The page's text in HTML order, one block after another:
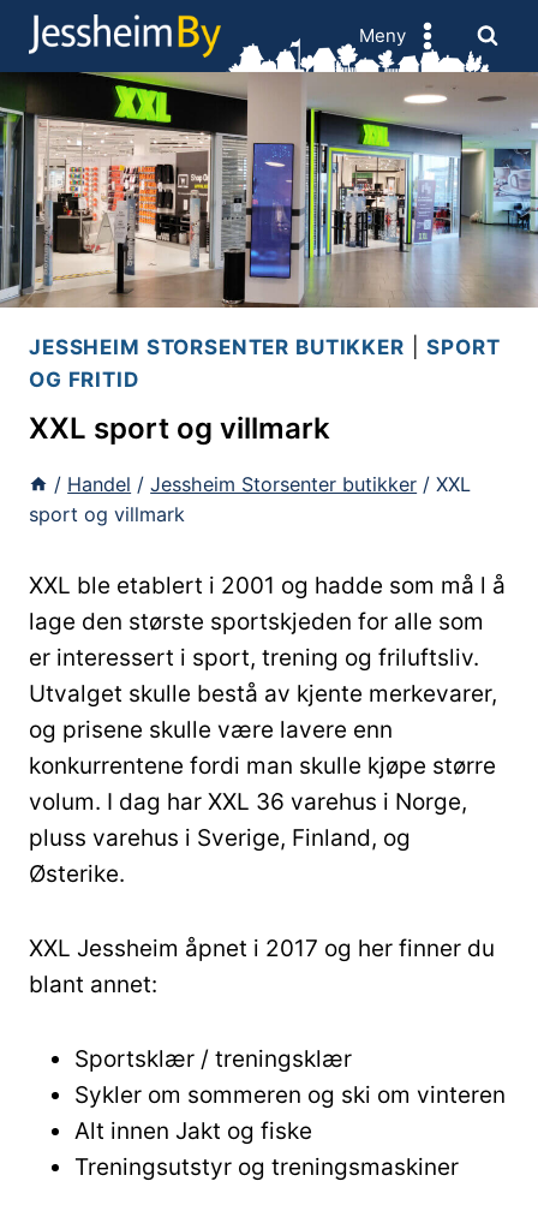
Skip
content
Meny
JESSHEIM STORSENTER BUTIKKER |SPORT
OG FRITID
XXL sport og villmark
/ Handel / Jessheim Storsenter butikker / XXL
sport og villmark
XXL ble etablert i 2001 og hadde som må l å
lage den største sportskjeden for alle som
er interessert i sport, trening og friluftsliv.
Utvalget skulle bestå av kjente merkevarer,
og prisene skulle være lavere enn
konkurrentene fordi man skulle kjøpe større
volum. I dag har XXL 36 varehus i Norge,
pluss varehus i Sverige, Finland, og
Østerike.
XXL Jessheim åpnet i 2017 og her finner du
blant annet:
Sportsklær / treningsklær
Sykler om sommeren og ski om vinteren
Alt innen Jakt og fiske
Treningsutstyr og treningsmaskiner